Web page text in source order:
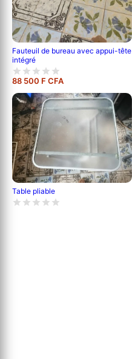
Fauteuil de bureau avec appui-tête
intégré
88 500 F CFA
Table pliable